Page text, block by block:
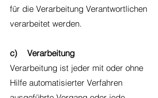
für die Verarbeitung Verantwortlichen
verarbeitet werden.
c) Verarbeitung
Verarbeitung ist jeder mit oder ohne
Hilfe automatisierter Verfahren